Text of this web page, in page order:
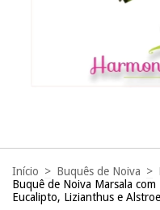
Início > Buquês de Noiva >
Buquê de Noiva Marsala com
Eucalipto, Lizianthus e